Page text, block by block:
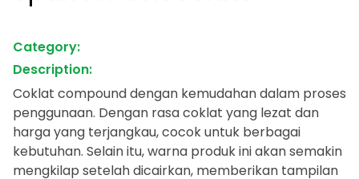
Category:
Description:
Coklat compound dengan kemudahan dalam proses
penggunaan. Dengan rasa coklat yang lezat dan
harga yang terjangkau, cocok untuk berbagai
kebutuhan. Selain itu, warna produk ini akan semakin
mengkilap setelah dicairkan, memberikan tampilan